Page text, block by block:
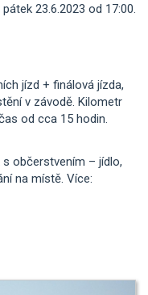
23.6.2023 od 17:00.
jízd + finálová jízda,
v závodě. Kilometr
čas od cca 15 hodin.
občerstvením – jídlo,
na místě. Více: